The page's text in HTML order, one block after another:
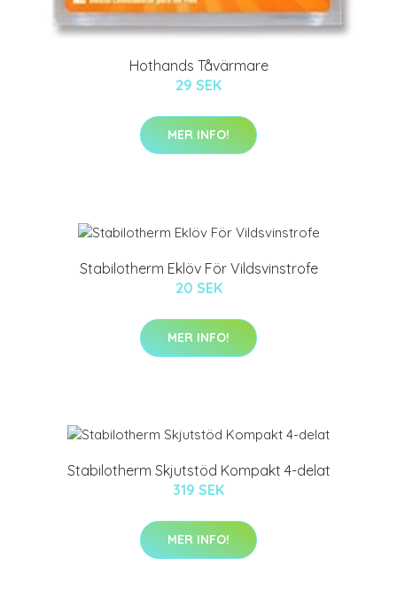
Hothands Tåvärmare
29 SEK
MER INFO!
Stabilotherm Eklöv För Vildsvinstrofe
20 SEK
MER INFO!
Stabilotherm Skjutstöd Kompakt 4-delat
319 SEK
MER INFO!